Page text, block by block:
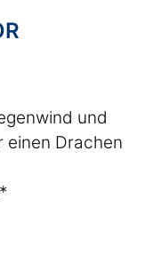
und
einen Drachen